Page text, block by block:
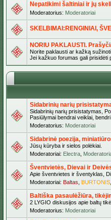
Nepatikimi šaltiniai ir jų
Moderatorius: Moderatoriai
SKELBIMAI:RENGINIAI,
NORIU PAKLAUSTI.
Norite paklausti ar kažką
Jei kažkuo forumas gali prisidėti
Sidabrinių narių
Sidabrinių narių prisistatymas,
Pasiūlymai bendrai veiklai,
Moderatorius: Moderatoriai
Sidabrinė poezija,
Jūsų kūryba ir sielos polėkiai.
Moderatoriai: Electra
Šventvietės, Dievai ir
Apie šventvietes ir šventyklas,
Moderatoriai: Baltas BURTONIS
Baltiška pasaulėžiūra,
2 LYGIO diskusijos apie baltų
Moderatorius: Moderatoriai